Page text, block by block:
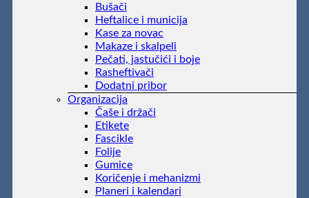
Bušači
Heftalice i municija
Kase za novac
Makaze i skalpeli
Pečati, jastučići i boje
Rasheftivači
Dodatni pribor
Organizacija
Čaše i držači
Etikete
Fascikle
Folije
Gumice
Koričenje i mehanizmi
Planeri i kalendari